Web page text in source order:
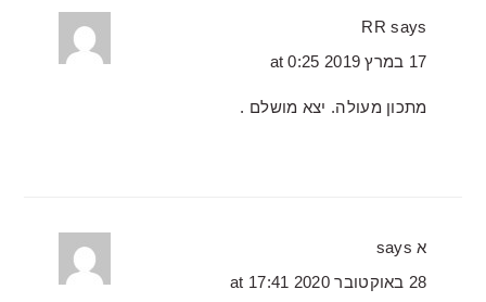
RR says
17 במרץ 2019 at 0:25
מתכון מעולה. יצא מושלם .
א says
28 באוקטובר 2020 at 17:41